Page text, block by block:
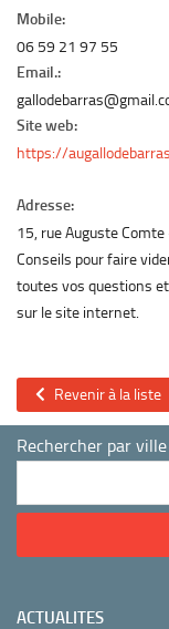
Mobile:
06 59 21 97 55
Email.:
Site web:
https://
Adresse:
15, rue Auguste Comte
Conseils pour faire
toutes vos questions
sur le site internet.
Revenir à la liste
Rechercher par ville
ACTUALITES